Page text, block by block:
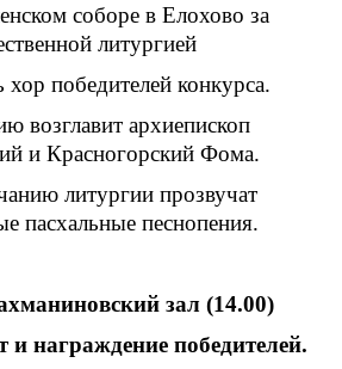
соборе в Елохово за
литургией
хор победителей конкурса.
возглавит архиепископ
и Красногорский Фома.
литургии прозвучат
пасхальные песнопения.
зал (14.00)
и награждение победителей.